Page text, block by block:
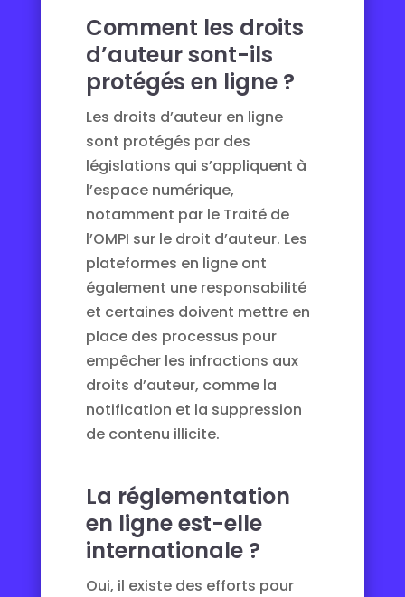
Comment les droits
d’auteur sont-ils
protégés en ligne ?
Les droits d’auteur en ligne
sont protégés par des
législations qui s’appliquent à
l’espace numérique,
notamment par le Traité de
l’OMPI sur le droit d’auteur. Les
plateformes en ligne ont
également une responsabilité
et certaines doivent mettre en
place des processus pour
empêcher les infractions aux
droits d’auteur, comme la
notification et la suppression
de contenu illicite.
La réglementation
en ligne est-elle
internationale ?
Oui, il existe des efforts pour